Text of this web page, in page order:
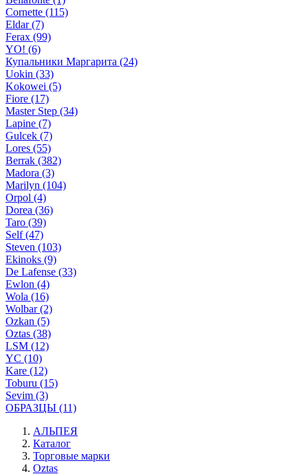
Cornette (115)
Eldar (7)
Ferax (99)
YO! (6)
Купальники Маргарита (24)
Uokin (33)
Kokowei (5)
Fiore (17)
Master Step (34)
Lapine (7)
Gulcek (7)
Lores (55)
Berrak (382)
Madora (3)
Marilyn (104)
Orpol (4)
Dorea (36)
Taro (39)
Self (47)
Steven (103)
Ekinoks (9)
De Lafense (33)
Ewlon (4)
Wola (16)
Wolbar (2)
Ozkan (5)
Oztas (38)
LSM (12)
YC (10)
Kare (12)
Toburu (15)
Sevim (3)
ОБРАЗЦЫ (11)
АЛЬПЕЯ
Каталог
Торговые марки
Oztas